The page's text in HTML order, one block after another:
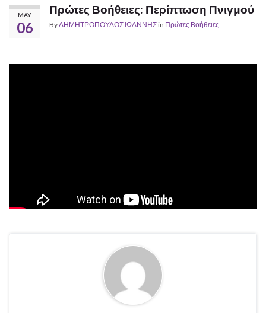
MAY
06
Πρώτες Βοήθειες: Περίπτωση Πνιγμού
ByΔΗΜΗΤΡΟΠΟΥΛΟΣ ΙΩΑΝΝΗΣin Πρώτες Βοήθειες